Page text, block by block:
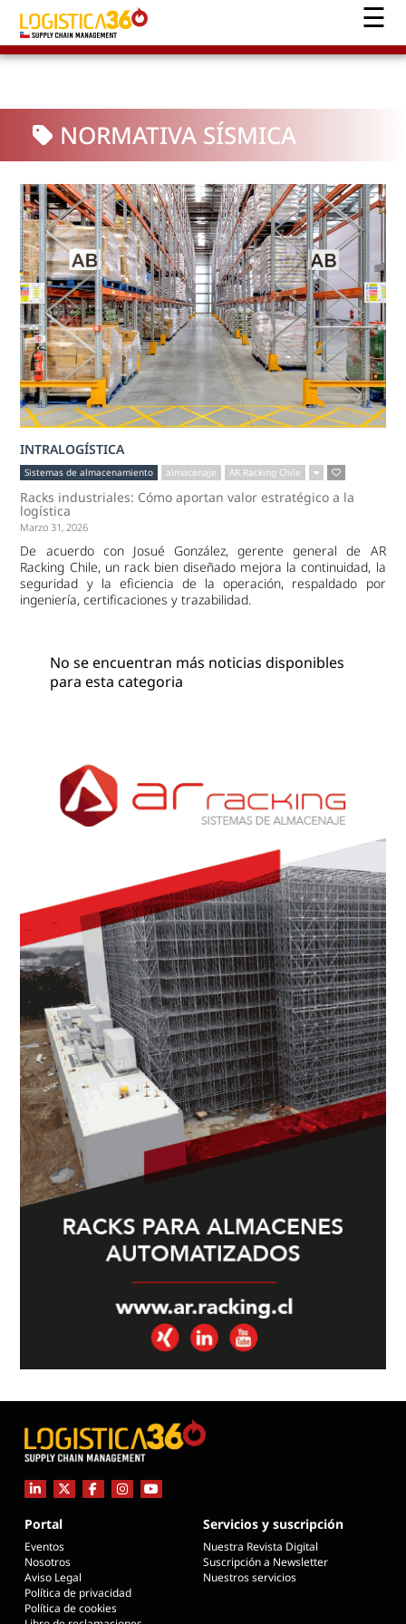
NORMATIVA SÍSMICA
INTRALOGÍSTICA
Sistemas de almacenamiento almacenaje AR Racking Chile
Racks industriales: Cómo aportan valor estratégico a la
logística
Marzo 31, 2026
De acuerdo con Josué González, gerente general de AR
Racking Chile, un rack bien diseñado mejora la continuidad, la
seguridad y la eficiencia de la operación, respaldado por
ingeniería, certificaciones y trazabilidad.
No se encuentran más noticias disponibles
para esta categoria
Portal
Eventos
Nosotros
Aviso Legal
Política de privacidad
Política de cookies
Servicios y suscripción
Nuestra Revista Digital
Suscripción a Newsletter
Nuestros servicios